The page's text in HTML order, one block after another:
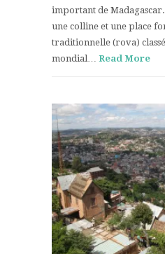
important de
une colline et une place
traditionnelle (rova)
mondial… Read More